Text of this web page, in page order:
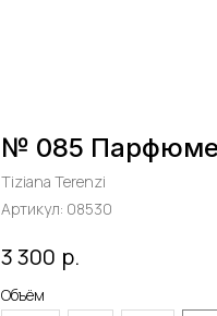
№ 085
Tiziana Terenzi
Артикул: 08530
3 300 р.
Объём